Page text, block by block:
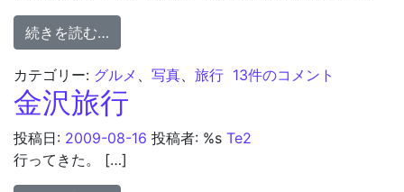
続きを読む…
カテゴリー: グルメ 、 写真、 旅行 金沢〜能登〜福井の旅 へ
13件のコメント
金沢旅行
投稿日: 2009-08-16 投稿者: %s Te2
行ってきた。 […]